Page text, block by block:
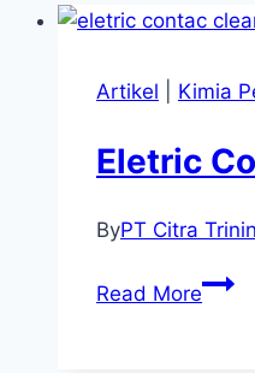
Artikel Kimia
Eletric
ByPT Citra
Read MoreEletric